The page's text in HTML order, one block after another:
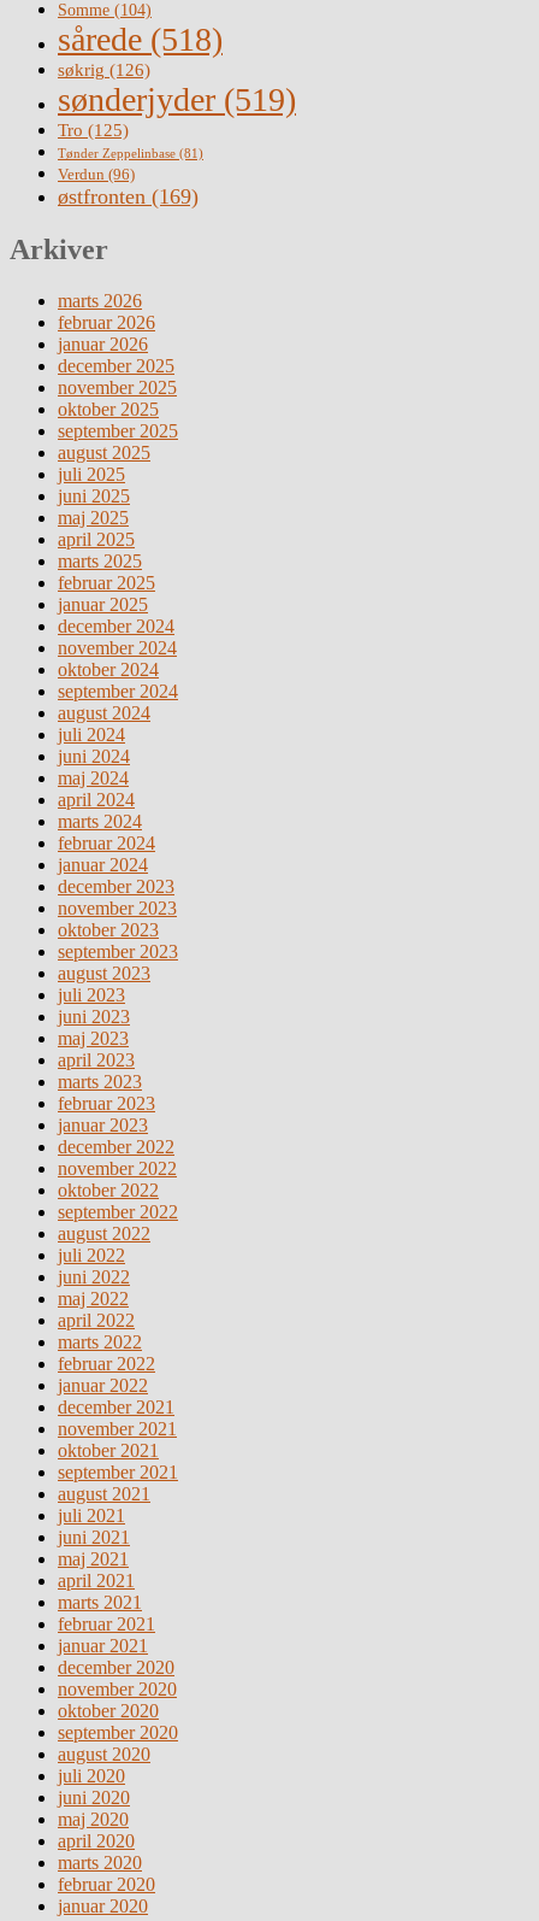
Somme (104)
sårede (518)
søkrig (126)
sønderjyder (519)
Tro (125)
Tønder Zeppelinbase (81)
Verdun (96)
østfronten (169)
Arkiver
marts 2026
februar 2026
januar 2026
december 2025
november 2025
oktober 2025
september 2025
august 2025
juli 2025
juni 2025
maj 2025
april 2025
marts 2025
februar 2025
januar 2025
december 2024
november 2024
oktober 2024
september 2024
august 2024
juli 2024
juni 2024
maj 2024
april 2024
marts 2024
februar 2024
januar 2024
december 2023
november 2023
oktober 2023
september 2023
august 2023
juli 2023
juni 2023
maj 2023
april 2023
marts 2023
februar 2023
januar 2023
december 2022
november 2022
oktober 2022
september 2022
august 2022
juli 2022
juni 2022
maj 2022
april 2022
marts 2022
februar 2022
januar 2022
december 2021
november 2021
oktober 2021
september 2021
august 2021
juli 2021
juni 2021
maj 2021
april 2021
marts 2021
februar 2021
januar 2021
december 2020
november 2020
oktober 2020
september 2020
august 2020
juli 2020
juni 2020
maj 2020
april 2020
marts 2020
februar 2020
januar 2020